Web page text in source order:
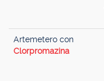
Artemetero con
Clorpromazina